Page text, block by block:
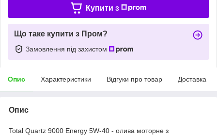
Купити з
Що таке купити з Пром?
Замовлення під захистом
Опис Характеристики Відгуки про товар Доставка
Опис
Total Quartz 9000 Energy 5W-40 - олива моторне з